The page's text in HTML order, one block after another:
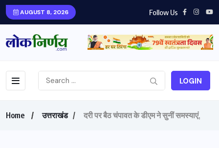
AUGUST 8, 2026 Follow Us
LOGIN
Home उत्तराखंड दरी पर बैठ चंपावत के डीएम ने सुनीं समस्याएं,